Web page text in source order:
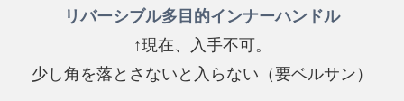
リバーシブル多目的インナーハンドル
↑現在、入手不可。
少し角を落とさないと入らない（要ベルサン）